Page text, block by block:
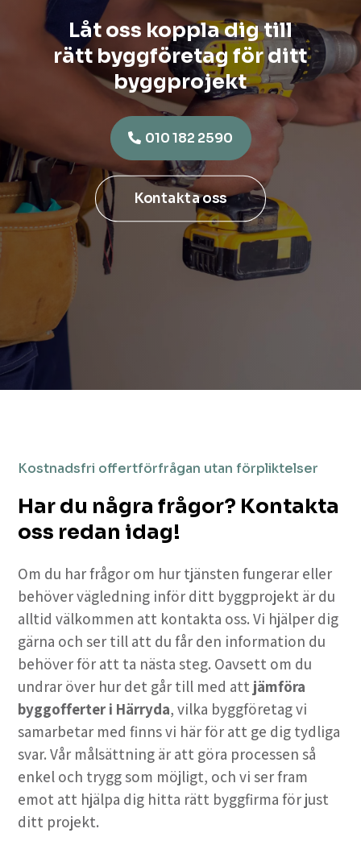
Låt oss koppla dig till
rätt byggföretag för ditt
byggprojekt
010 182 2590
Kontakta oss
Kostnadsfri offertförfrågan utan förpliktelser
Har du några frågor? Kontakta
oss redan idag!
Om du har frågor om hur tjänsten fungerar eller
behöver vägledning inför ditt byggprojekt är du
alltid välkommen att kontakta oss. Vi hjälper dig
gärna och ser till att du får den information du
behöver för att ta nästa steg. Oavsett om du
undrar över hur det går till med att jämföra
byggofferter i Härryda, vilka byggföretag vi
samarbetar med finns vi här för att ge dig tydliga
svar. Vår målsättning är att göra processen så
enkel och trygg som möjligt, och vi ser fram
emot att hjälpa dig hitta rätt byggfirma för just
ditt projekt.